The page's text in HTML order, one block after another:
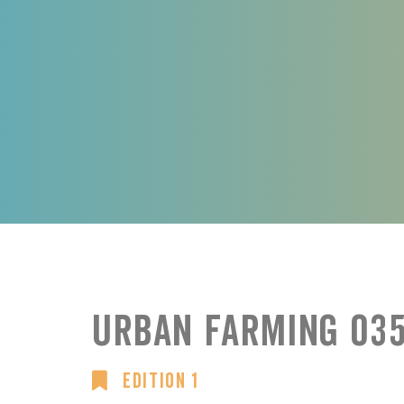
Urban Farming
Edition 1